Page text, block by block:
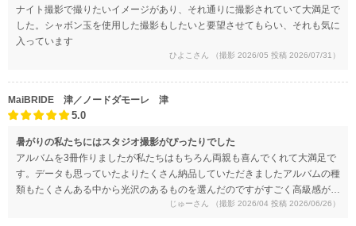
ナイト撮影で撮りたいイメージがあり、それ通りに撮影されていて大満足で
した。シャボン玉を使用した撮影もしたいと要望させてもらい、それも気に
入っています
ひよこさん （撮影 2026/05 投稿 2026/07/31）
MaiBRIDE 津／ノードダモーレ 津
5.0
暑がりの私たちにはスタジオ撮影がぴったりでした
アルバムを3冊作りましたが私たちはもちろん両親も喜んでくれて大満足で
す。データも思っていたよりたくさん納品していただきましたアルバムの種
類もたくさんある中から光沢のあるものを選んだのですがすごく高級感があ
り一生に一回の思い出の品としてとても素敵なアルバムに仕上がっていまし
じゅーさん （撮影 2026/04 投稿 2026/06/26）